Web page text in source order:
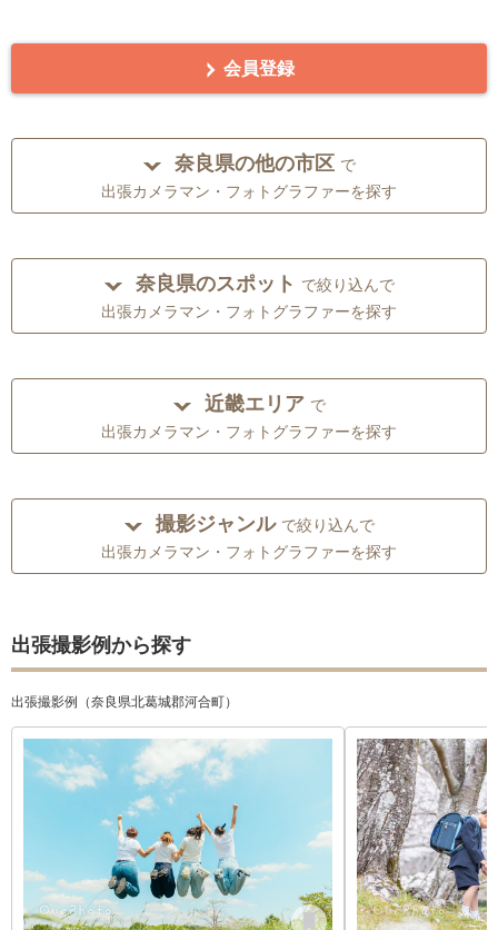
会員登録
奈良県の他の市区 で
出張カメラマン・フォトグラファーを探す
奈良県のスポット で絞り込んで
出張カメラマン・フォトグラファーを探す
近畿エリア で
出張カメラマン・フォトグラファーを探す
撮影ジャンル で絞り込んで
出張カメラマン・フォトグラファーを探す
出張撮影例から探す
出張撮影例（奈良県北葛城郡河合町）